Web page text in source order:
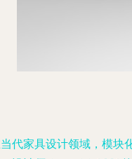
代家具设计领域，模块